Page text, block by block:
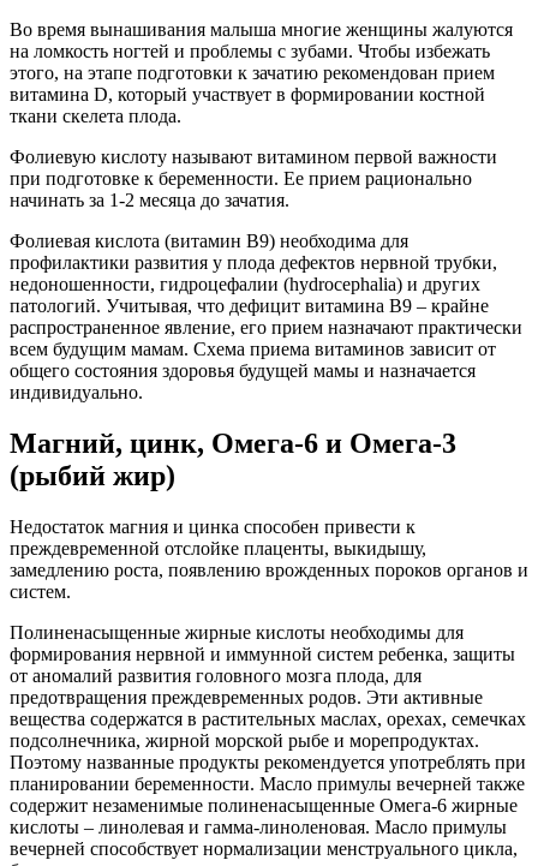
Во время вынашивания малыша многие женщины жалуются
на ломкость ногтей и проблемы с зубами. Чтобы избежать
этого, на этапе подготовки к зачатию рекомендован прием
витамина D, который участвует в формировании костной
ткани скелета плода.
Фолиевую кислоту называют витамином первой важности
при подготовке к беременности. Ее прием рационально
начинать за 1-2 месяца до зачатия.
Фолиевая кислота (витамин В9) необходима для
профилактики развития у плода дефектов нервной трубки,
недоношенности, гидроцефалии (hydrocephalia) и других
патологий. Учитывая, что дефицит витамина В9 – крайне
распространенное явление, его прием назначают практически
всем будущим мамам. Схема приема витаминов зависит от
общего состояния здоровья будущей мамы и назначается
индивидуально.
Магний, цинк, Омега-6 и Омега-3
(рыбий жир)
Недостаток магния и цинка способен привести к
преждевременной отслойке плаценты, выкидышу,
замедлению роста, появлению врожденных пороков органов и
систем.
Полиненасыщенные жирные кислоты необходимы для
формирования нервной и иммунной систем ребенка, защиты
от аномалий развития головного мозга плода, для
предотвращения преждевременных родов. Эти активные
вещества содержатся в растительных маслах, орехах, семечках
подсолнечника, жирной морской рыбе и морепродуктах.
Поэтому названные продукты рекомендуется употреблять при
планировании беременности. Масло примулы вечерней также
содержит незаменимые полиненасыщенные Омега-6 жирные
кислоты – линолевая и гамма-линоленовая. Масло примулы
вечерней способствует нормализации менструального цикла,